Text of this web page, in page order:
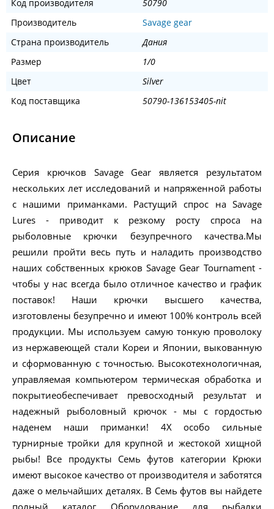
Код производителя
50790
Производитель
Savage gear
Страна производитель
Дания
Размер
1/0
Цвет
Silver
Код поставщика
50790-136153405-nit
Описание
Серия крючков Savage Gear является результатом
нескольких лет исследований и напряженной работы
с нашими приманками. Растущий спрос на Savage
Lures - приводит к резкому росту спроса на
рыболовные крючки безупречного качества.Мы
решили пройти весь путь и наладить производство
наших собственных крюков Savage Gear Tournament -
чтобы у нас всегда было отличное качество и график
поставок! Наши крючки высшего качества,
изготовлены безупречно и имеют 100% контроль всей
продукции. Мы используем самую тонкую проволоку
из нержавеющей стали Кореи и Японии, выкованную
и сформованную с точностью. Высокотехнологичная,
управляемая компьютером термическая обработка и
покрытиеобеспечивает превосходный результат и
надежный рыболовный крючок - мы с гордостью
наденем наши приманки! 4X особо сильные
турнирные тройки для крупной и жестокой хищной
рыбы! Все продукты Семь футов категории Крюки
имеют высокое качество от производителя и заботятся
даже о мельчайших деталях. В Семь футов вы найдете